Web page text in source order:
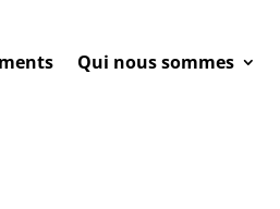
Qui nous sommes